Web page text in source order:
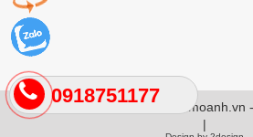
Copyright 2024 by hotrokimoanh.vn
|
0918751177